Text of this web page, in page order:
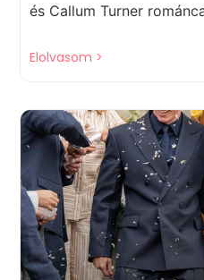
és Callum Turner
Elolvasom >